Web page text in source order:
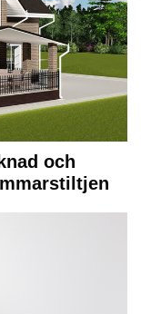
och